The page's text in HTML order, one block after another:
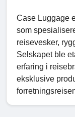
Case Luggage
som
reisevesker,
Selskapet ble
erfaring i
eksklusive